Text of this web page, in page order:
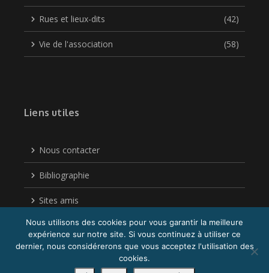
Rues et lieux-dits (42)
Vie de l'association (58)
Liens utiles
Nous contacter
Bibliographie
Sites amis
Politique de confidentialité
Copyright © 2026 Acigné Autrefois| Réalisé par
Nous utilisons des cookies pour vous garantir la meilleure
expérience sur notre site. Si vous continuez à utiliser ce
dernier, nous considérerons que vous acceptez l'utilisation des
cookies.